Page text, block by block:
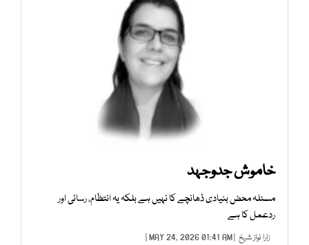
خاموش جدوجہد
مسئلہ محض بنیادی ڈھانچے کا نہیں ہے بلکہ یہ انتظام، رسائی اور
ردعمل کا ہے
زارا نواز شیخ | MAY 24, 2026 01:41 AM |